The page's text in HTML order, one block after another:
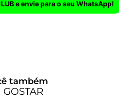
e envie para o seu WhatsApp!
também
GOSTAR